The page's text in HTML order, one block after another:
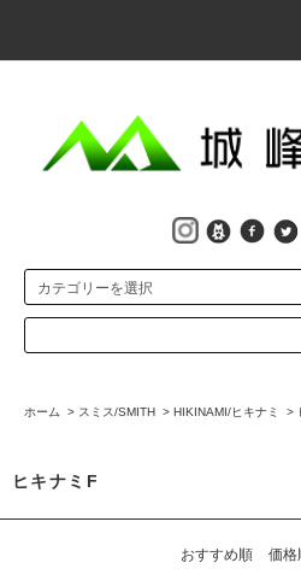
ホーム > スミス/SMITH > HIKINAMI/ヒキナミ >
ヒキナミF
おすすめ順 価格